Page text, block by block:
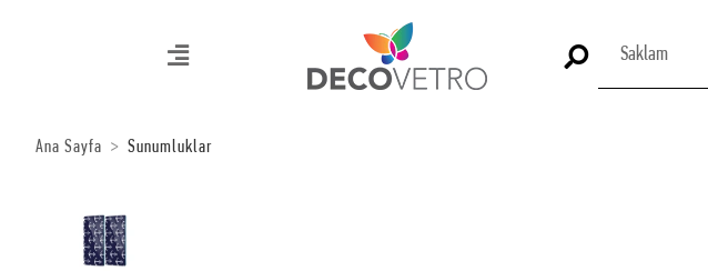
Ana Sayfa Sunumluklar